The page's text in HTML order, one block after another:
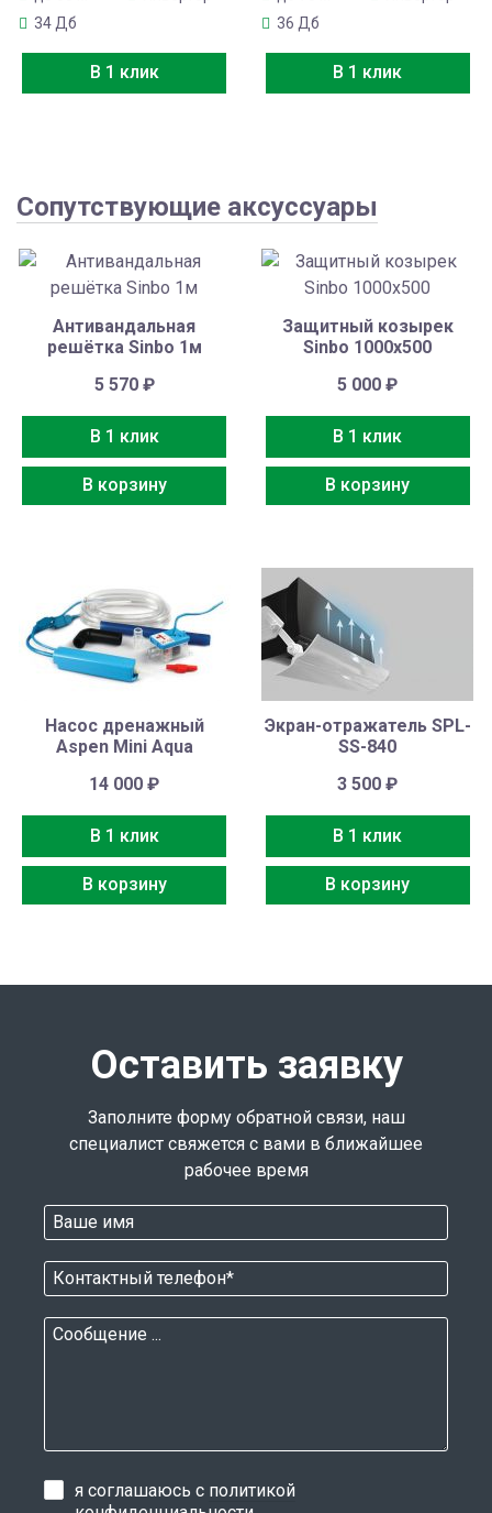
34 Дб
В 1 клик
36 Дб
В 1 клик
Сопутствующие аксуссуары
Антивандальная
решётка Sinbo 1м
5 570 ₽
В 1 клик
В корзину
Защитный козырек
Sinbo 1000х500
5 000₽
В 1 клик
В корзину
Насос дренажный
Aspen Mini Aqua
14 000₽
В 1 клик
В корзину
Экран-отражатель SPL-
SS-840
3 500₽
В 1 клик
В корзину
Оставить заявку
Заполните форму обратной связи, наш
специалист свяжется с вами в ближайшее
рабочее время
я соглашаюсь с политикой